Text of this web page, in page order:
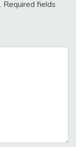
Required fields